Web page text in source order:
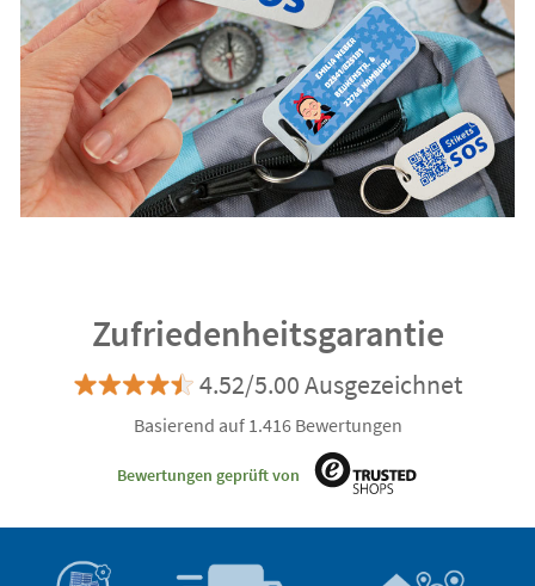
Zufriedenheitsgarantie
4.52/5.00 Ausgezeichnet
Basierend auf 1.416 Bewertungen
Bewertungen geprüft von